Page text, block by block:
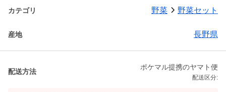
カテゴリ 野菜 野菜セット
産地 長野県
配送方法
ポケマル提携のヤマト便
配送区分: